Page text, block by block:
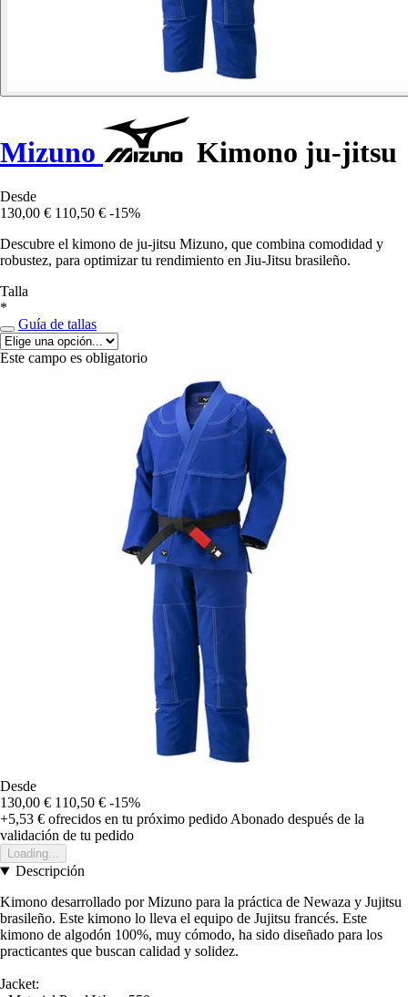
Mizuno Kimono ju-jitsu
Desde
130,00 € 110,50 € -15%
Descubre el kimono de ju-jitsu Mizuno, que combina comodidad y
robustez, para optimizar tu rendimiento en Jiu-Jitsu brasileño.
Talla
*
Guía de tallas
Este campo es obligatorio
Desde
130,00 € 110,50 € -15%
+5,53 € ofrecidos en tu próximo pedido Abonado después de la
validación de tu pedido
Loading...
Descripción
Kimono desarrollado por Mizuno para la práctica de Newaza y Jujitsu
brasileño. Este kimono lo lleva el equipo de Jujitsu francés. Este
kimono de algodón 100%, muy cómodo, ha sido diseñado para los
practicantes que buscan calidad y solidez.
Jacket: